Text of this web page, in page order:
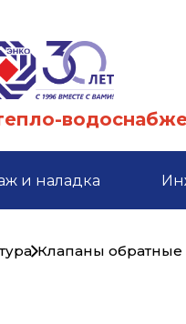
и наладка
Клапаны